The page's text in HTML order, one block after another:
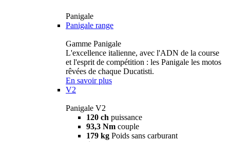
Panigale
Panigale range
Gamme Panigale
L'excellence italienne, avec l'ADN de la course
et l'esprit de compétition : les Panigale les motos
rêvées de chaque Ducatisti.
En savoir plus
V2
Panigale V2
120 ch puissance
93,3 Nm couple
179 kg Poids sans carburant